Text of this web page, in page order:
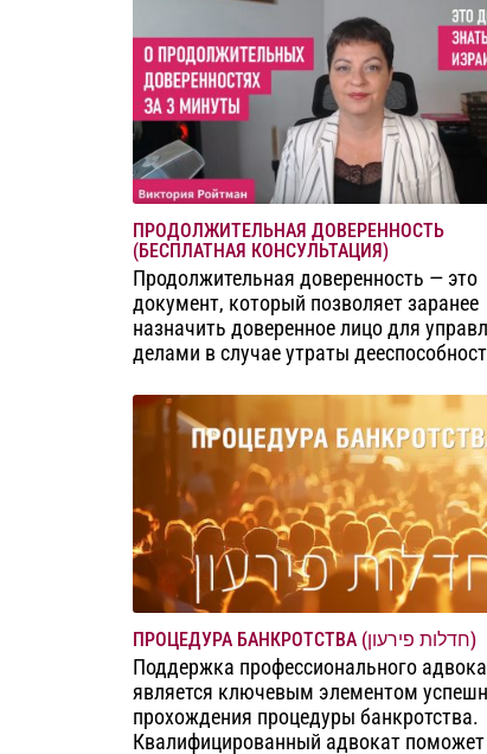
ПРОДОЛЖИТЕЛЬНАЯ ДОВЕРЕННОСТЬ
(БЕСПЛАТНАЯ КОНСУЛЬТАЦИЯ)
Продолжительная доверенность — это
документ, который позволяет заранее
назначить доверенное лицо для
делами в случае утраты
ПРОЦЕДУРА БАНКРОТСТВА (חדלות פירעון)
Поддержка профессионального
является ключевым элементом
прохождения процедуры банкротства.
Квалифицированный адвокат поможет